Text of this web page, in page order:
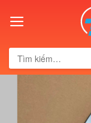
Tìm
kiếm: